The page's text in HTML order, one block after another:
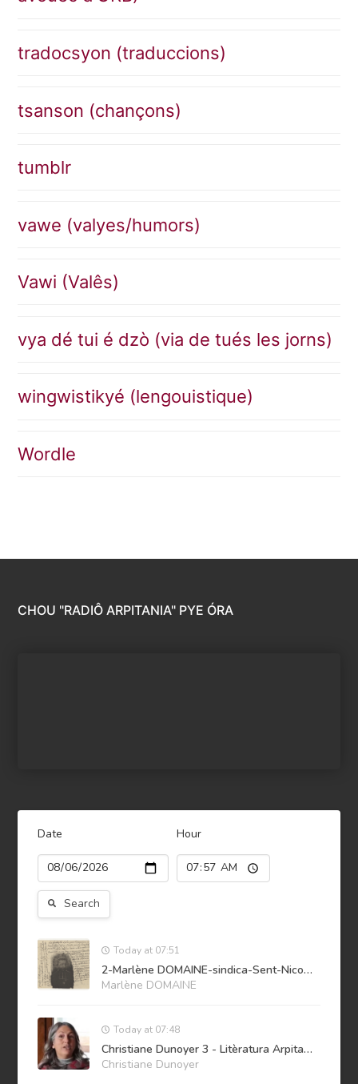
tradocsyon (traduccions)
tsanson (chançons)
tumblr
vawe (valyes/humors)
Vawi (Valês)
vya dé tui é dzò (via de tués les jorns)
wingwistikyé (lengouistique)
Wordle
CHOU "RADIÔ ARPITANIA" PYE ÓRA
Date Hour
Search
Today at 07:51
2-Marlène DOMAINE-sindica-Sent-Nicolas
Marlène DOMAINE
Today at 07:48
Christiane Dunoyer 3 - Litèratura Arpitana
Christiane Dunoyer